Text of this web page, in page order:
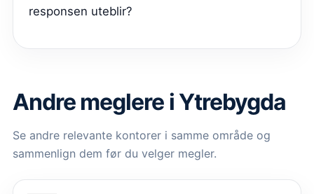
responsen uteblir?
Andre meglere i Ytrebygda
Se andre relevante kontorer i samme område og
sammenlign dem før du velger megler.